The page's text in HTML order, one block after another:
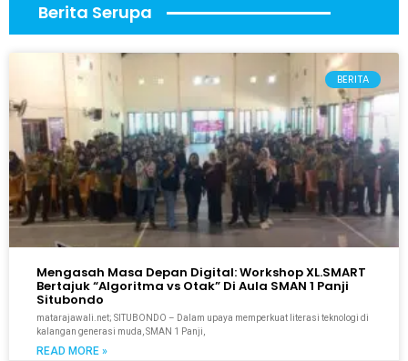
Berita Serupa
BERITA
Mengasah Masa Depan Digital: Workshop XL.SMART
Bertajuk “Algoritma vs Otak” Di Aula SMAN 1 Panji
Situbondo
matarajawali.net; SITUBONDO – Dalam upaya memperkuat literasi teknologi di
kalangan generasi muda, SMAN 1 Panji,
READ MORE »